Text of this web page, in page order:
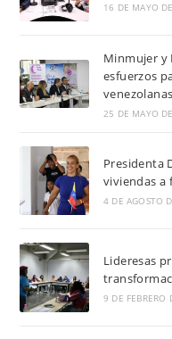
16 DE MAYO
Minmujer y
esfuerzos
venezolanas
25 DE MAYO
Presidenta
viviendas a
4 DE AGOSTO
Lideresas
9 DE FEBRERO